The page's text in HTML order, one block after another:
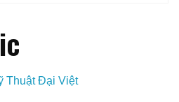
Thuật Đại Việt